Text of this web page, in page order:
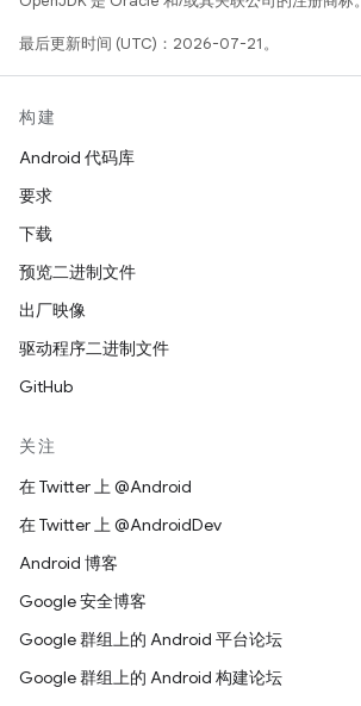
最后更新时间 (UTC)：2026-07-21。
构建
Android 代码库
要求
下载
预览二进制文件
出厂映像
驱动程序二进制文件
GitHub
关注
在 Twitter 上 @Android
在 Twitter 上 @AndroidDev
Android 博客
Google 安全博客
Google 群组上的 Android 平台论坛
Google 群组上的 Android 构建论坛